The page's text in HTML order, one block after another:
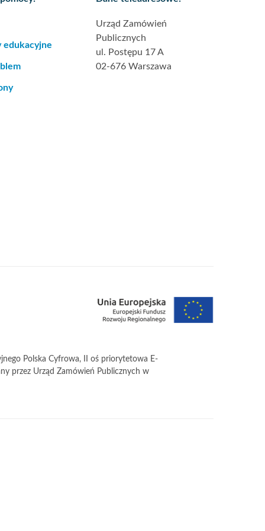
edukacyjne
Urząd Zamówień
Publicznych
ul. Postępu 17 A
02-676 Warszawa
Polska Cyfrowa, II oś priorytetowa E-
przez Urząd Zamówień Publicznych w